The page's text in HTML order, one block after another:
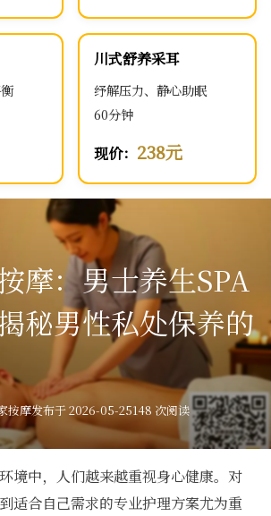
川式舒养采耳
纾解压力、静心助眠
60分钟
现价： 238元
摩：男士养生SPA
秘男性私处保养的
按摩发布于 2026-05-25148 次阅读
境中，人们越来越重视身心健康。对
适合自己需求的专业护理方案尤为重